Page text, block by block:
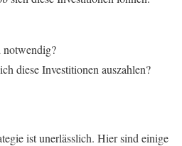
notwendig?
diese Investitionen auszahlen?
ist unerlässlich. Hier sind einige